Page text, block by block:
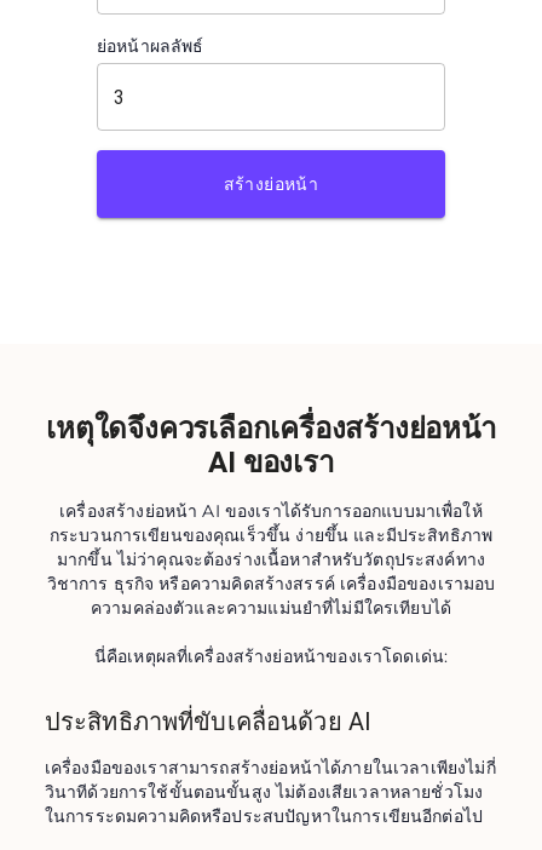
ย่อหน้าผลลัพธ์
สร้างย่อหน้า
เหตุใดจึงควรเลือกเครื่องสร้างย่อหน้า
AI ของเรา
เครื่องสร้างย่อหน้า AI ของเราได้รับการออกแบบมาเพื่อให้
กระบวนการเขียนของคุณเร็วขึ้น ง่ายขึ้น และมีประสิทธิภาพ
มากขึ้น ไม่ว่าคุณจะต้องร่างเนื้อหาสำหรับวัตถุประสงค์ทาง
วิชาการ ธุรกิจ หรือความคิดสร้างสรรค์ เครื่องมือของเรามอบ
ความคล่องตัวและความแม่นยำที่ไม่มีใครเทียบได้
นี่คือเหตุผลที่เครื่องสร้างย่อหน้าของเราโดดเด่น:
ประสิทธิภาพที่ขับเคลื่อนด้วย AI
เครื่องมือของเราสามารถสร้างย่อหน้าได้ภายในเวลาเพียงไม่กี่
วินาทีด้วยการใช้ขั้นตอนขั้นสูง ไม่ต้องเสียเวลาหลายชั่วโมง
ในการระดมความคิดหรือประสบปัญหาในการเขียนอีกต่อไป